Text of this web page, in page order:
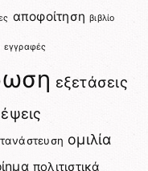
αποφοίτηση βιβλίο
εγγραφές
εξετάσεις
ομιλία
πολιτιστικά